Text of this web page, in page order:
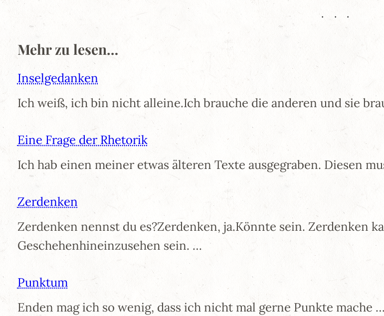
Mehr zu lesen…
Inselgedanken
Ich weiß, ich bin nicht alleine.Ich brauche die anderen und sie
Eine Frage der Rhetorik
Ich hab einen meiner etwas älteren Texte ausgegraben. Diesen
Zerdenken
Zerdenken nennst du es?Zerdenken, ja.Könnte sein. Zerdenken
Geschehenhineinzusehen sein. …
Punktum
Enden mag ich so wenig, dass ich nicht mal gerne Punkte mache …